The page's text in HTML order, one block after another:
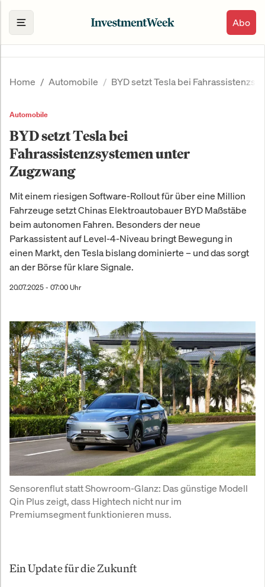
Abo
Home Automobile BYD setzt Tesla bei
Automobile
BYD setzt Tesla bei
Fahrassistenzsystemen unter
Zugzwang
Mit einem riesigen Software-Rollout für über eine Million
Fahrzeuge setzt Chinas Elektroautobauer BYD Maßstäbe
beim autonomen Fahren. Besonders der neue
Parkassistent auf Level-4-Niveau bringt Bewegung in
einen Markt, den Tesla bislang dominierte – und das sorgt
an der Börse für klare Signale.
20.07.2025 - 07:00 Uhr
Sensorenflut statt Showroom-Glanz: Das günstige Modell
Qin Plus zeigt, dass Hightech nicht nur im
Premiumsegment funktionieren muss.
Ein Update für die Zukunft